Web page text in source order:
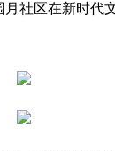
社区在新时代